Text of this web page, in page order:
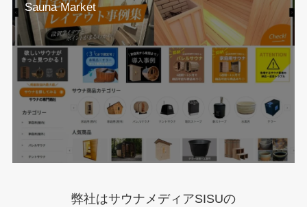
Sauna Market
弊社はサウナメディアSISUの